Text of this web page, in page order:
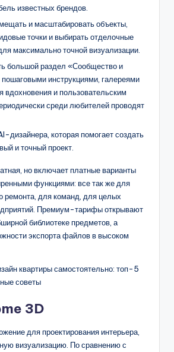
известных брендов.
и масштабировать объекты,
точки и выбирать отделочные
максимально точной визуализации.
большой раздел «Сообщество и
инструкциями, галереями
вдохновения и пользовательским
среди любителей проводят
дизайнера, которая помогает создать
и точный проект.
но включает платные варианты
функциями: все так же для
ремонта, для команд, для целых
Премиум-тарифы открывают
библиотеке предметов, а
экспорта файлов в высоком
3D
для проектирования интерьера,
визуализацию. По сравнению с